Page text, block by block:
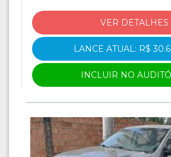
VER DETALHES
LANCE ATUAL: R$
INCLUIR NO